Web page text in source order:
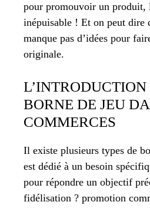
pour promouvoir un produit,
inépuisable ! Et on peut dire
manque pas d’idées pour
originale.
BORNE DE JEU
COMMERCES
Il existe plusieurs types de
est dédié à un besoin
pour répondre un objectif
fidélisation ? promotion